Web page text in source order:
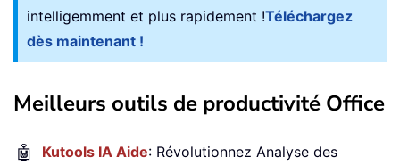
intelligemment et plus rapidement !Téléchargez
dès maintenant !
Meilleurs outils de productivité Office
🤖 Kutools IA Aide: Révolutionnez Analyse des